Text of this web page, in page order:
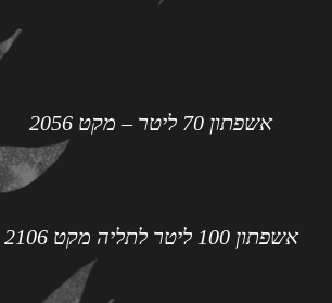
אשפתון 70 ליטר – מקט 2056
אשפתון 100 ליטר לתליה מקט 2106